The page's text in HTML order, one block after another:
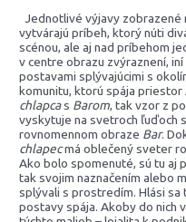
Jednotlivé výjavy zobrazené
vytvárajú príbeh, ktorý núti
scénou, ale aj nad príbehom
v centre obrazu zvýraznení,
postavami splývajúcimi s
komunitu, ktorú spája priestor
chlapcas Barom, tak vzor z
vyskytuje na svetroch ľuďoch
rovnomennom obraze Bar.
chlapecmá oblečený sveter
Ako bolo spomenuté, sú tu aj
tak svojim naznačením alebo
splývali s prostredím. Hlási
postavy spája. Akoby do nich